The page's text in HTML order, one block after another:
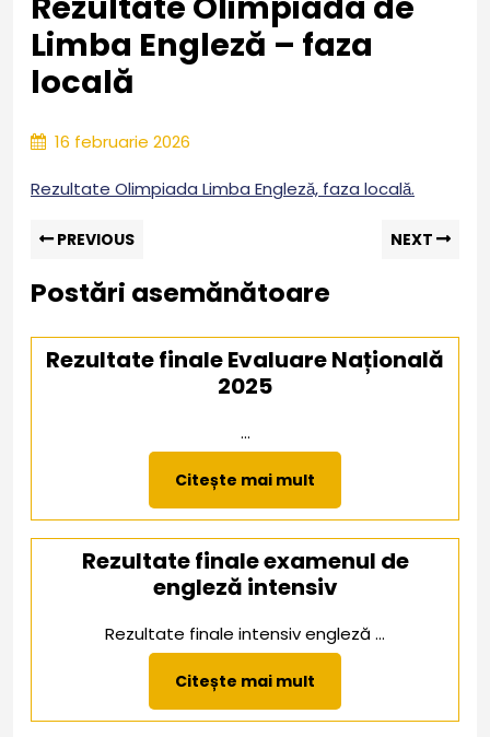
Limba Engleză – faza
locală
16 februarie 2026
2026
Rezultate Olimpiada Limba Engleză, faza locală.
Navigare
articole
PREVIOUS NEXT
Postări asemănătoare
Rezultate finale Evaluare Națională
2025
...
Citește mai mult
mai
mult
Rezultate finale examenul de
engleză intensiv
Rezultate finale intensiv engleză ...
Citește mai mult
mai
mult